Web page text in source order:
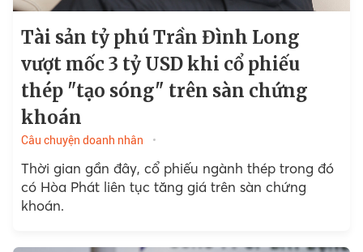
Tài sản tỷ phú Trần Đình Long
vượt mốc 3 tỷ USD khi cổ phiếu
thép "tạo sóng" trên sàn chứng
khoán
Câu chuyện doanh nhân
Thời gian gần đây, cổ phiếu ngành thép trong đó
có Hòa Phát liên tục tăng giá trên sàn chứng
khoán.